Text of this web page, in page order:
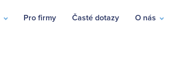
Pro firmy Časté dotazy O nás